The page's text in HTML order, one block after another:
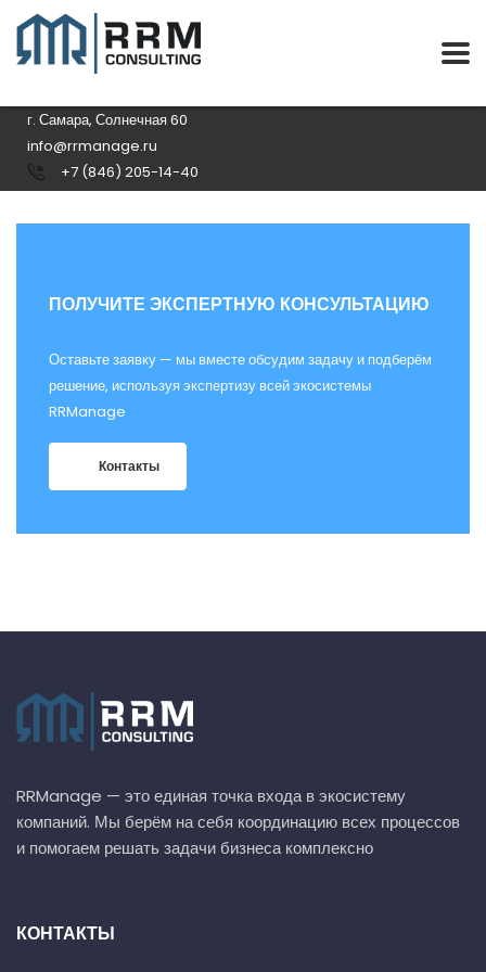
г. Самара, Солнечная 60
info@rrmanage.ru
+7 (846) 205-14-40
ПОЛУЧИТЕ ЭКСПЕРТНУЮ КОНСУЛЬТАЦИЮ
Оставьте заявку — мы вместе обсудим задачу и подберём
решение, используя экспертизу всей экосистемы
RRManage
Контакты
RRManage — это единая точка входа в экосистему
компаний. Мы берём на себя координацию всех процессов
и помогаем решать задачи бизнеса комплексно
КОНТАКТЫ